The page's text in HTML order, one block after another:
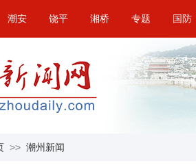
潮安 饶平 湘桥 专题 国防
>> 潮州新闻